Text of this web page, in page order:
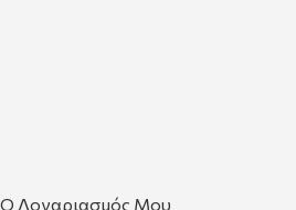
Ο Λογαριασμός Μου